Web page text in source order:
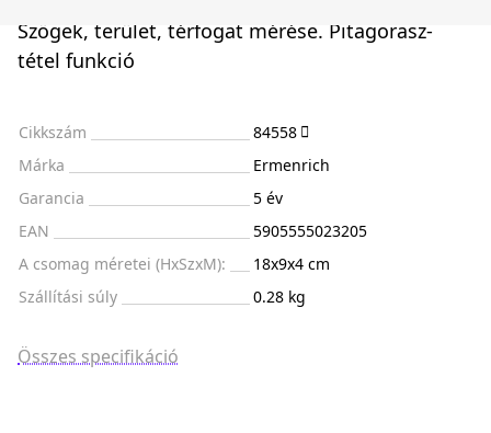
Szögek, terület, térfogat mérése. Pitagorasz-
tétel funkció
Cikkszám
84558
Márka
Ermenrich
Garancia
5 év
EAN
5905555023205
A csomag méretei (HxSzxM):
18x9x4 cm
Szállítási súly
0.28 kg
Összes specifikáció